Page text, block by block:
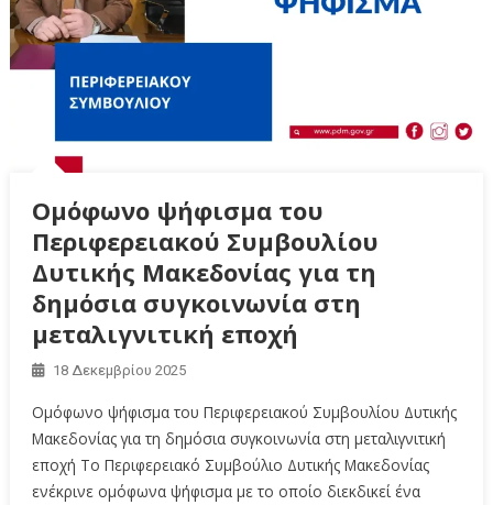
Ομόφωνο ψήφισμα του
Περιφερειακού Συμβουλίου
Δυτικής Μακεδονίας για τη
δημόσια συγκοινωνία στη
μεταλιγνιτική εποχή
18 Δεκεμβρίου 2025
Ομόφωνο ψήφισμα του Περιφερειακού Συμβουλίου Δυτικής
Μακεδονίας για τη δημόσια συγκοινωνία στη μεταλιγνιτική
εποχή Το Περιφερειακό Συμβούλιο Δυτικής Μακεδονίας
ενέκρινε ομόφωνα ψήφισμα με το οποίο διεκδικεί ένα